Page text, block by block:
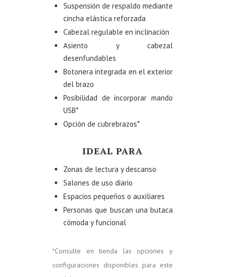
Suspensión de respaldo mediante
cincha elástica reforzada
Cabezal regulable en inclinación
Asiento y cabezal
desenfundables
Botonera integrada en el exterior
del brazo
Posibilidad de incorporar mando
USB*
Opción de cubrebrazos*
IDEAL PARA
Zonas de lectura y descanso
Salones de uso diario
Espacios pequeños o auxiliares
Personas que buscan una butaca
cómoda y funcional
*Consulte en tienda las opciones y
configuraciones disponibles para este